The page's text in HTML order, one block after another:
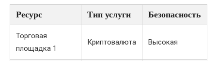
Ресурс Тип услуги Безопасность
Торговая
площадка 1
Криптовалюта Высокая